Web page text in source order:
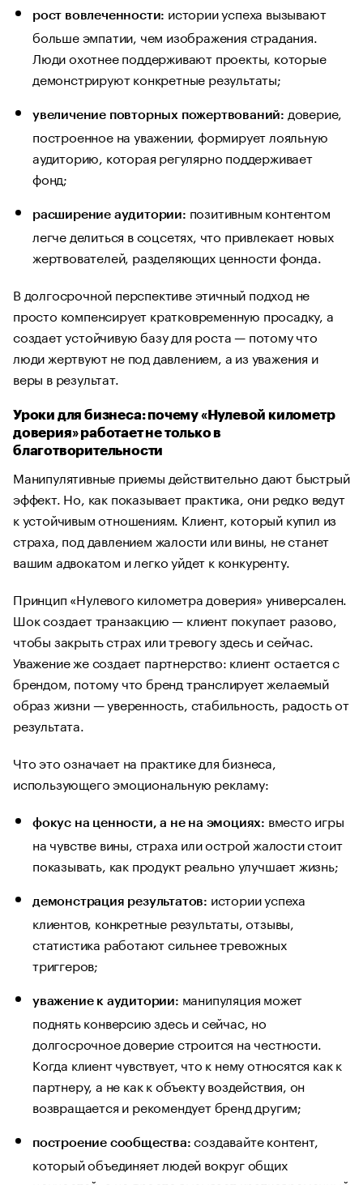
рост вовлеченности: истории успеха вызывают
больше эмпатии, чем изображения страдания.
Люди охотнее поддерживают проекты, которые
демонстрируют конкретные результаты;
увеличение повторных пожертвований: доверие,
построенное на уважении, формирует лояльную
аудиторию, которая регулярно поддерживает
фонд;
расширение аудитории: позитивным контентом
легче делиться в соцсетях, что привлекает новых
жертвователей, разделяющих ценности фонда.
В долгосрочной перспективе этичный подход не
просто компенсирует кратковременную просадку, а
создает устойчивую базу для роста — потому что
люди жертвуют не под давлением, а из уважения и
веры в результат.
Уроки для бизнеса: почему «Нулевой километр
доверия» работает не только в
благотворительности
Манипулятивные приемы действительно дают быстрый
эффект. Но, как показывает практика, они редко ведут
к устойчивым отношениям. Клиент, который купил из
страха, под давлением жалости или вины, не станет
вашим адвокатом и легко уйдет к конкуренту.
Принцип «Нулевого километра доверия» универсален.
Шок создает транзакцию — клиент покупает разово,
чтобы закрыть страх или тревогу здесь и сейчас.
Уважение же создает партнерство: клиент остается с
брендом, потому что бренд транслирует желаемый
образ жизни — уверенность, стабильность, радость от
результата.
Что это означает на практике для бизнеса,
использующего эмоциональную рекламу:
фокус на ценности, а не на эмоциях: вместо игры
на чувстве вины, страха или острой жалости стоит
показывать, как продукт реально улучшает жизнь;
демонстрация результатов: истории успеха
клиентов, конкретные результаты, отзывы,
статистика работают сильнее тревожных
триггеров;
уважение к аудитории: манипуляция может
поднять конверсию здесь и сейчас, но
долгосрочное доверие строится на честности.
Когда клиент чувствует, что к нему относятся как к
партнеру, а не как к объекту воздействия, он
возвращается и рекомендует бренд другим;
построение сообщества:создавайте контент,
который объединяет людей вокруг общих